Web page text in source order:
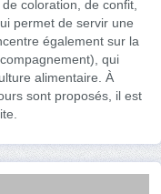
coloration, de confit,
permet de servir une
également sur la
qui
alimentaire. À
sont proposés, il est